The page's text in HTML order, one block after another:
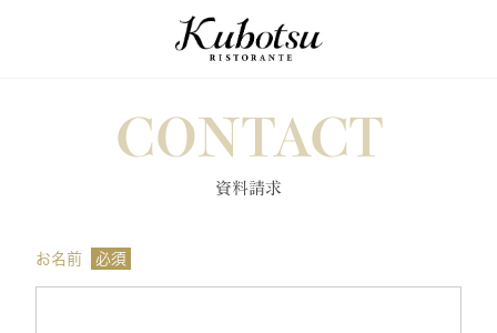
CONTACT
資料請求
お名前 必須